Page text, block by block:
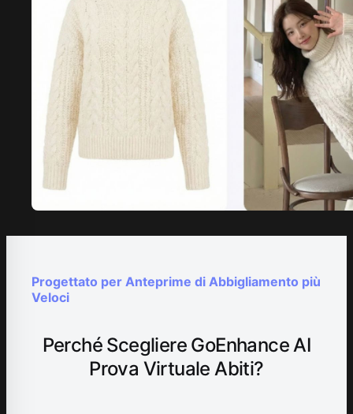
Progettato per Anteprime di Abbigliamento più
Veloci
Perché Scegliere GoEnhance AI
Prova Virtuale Abiti?